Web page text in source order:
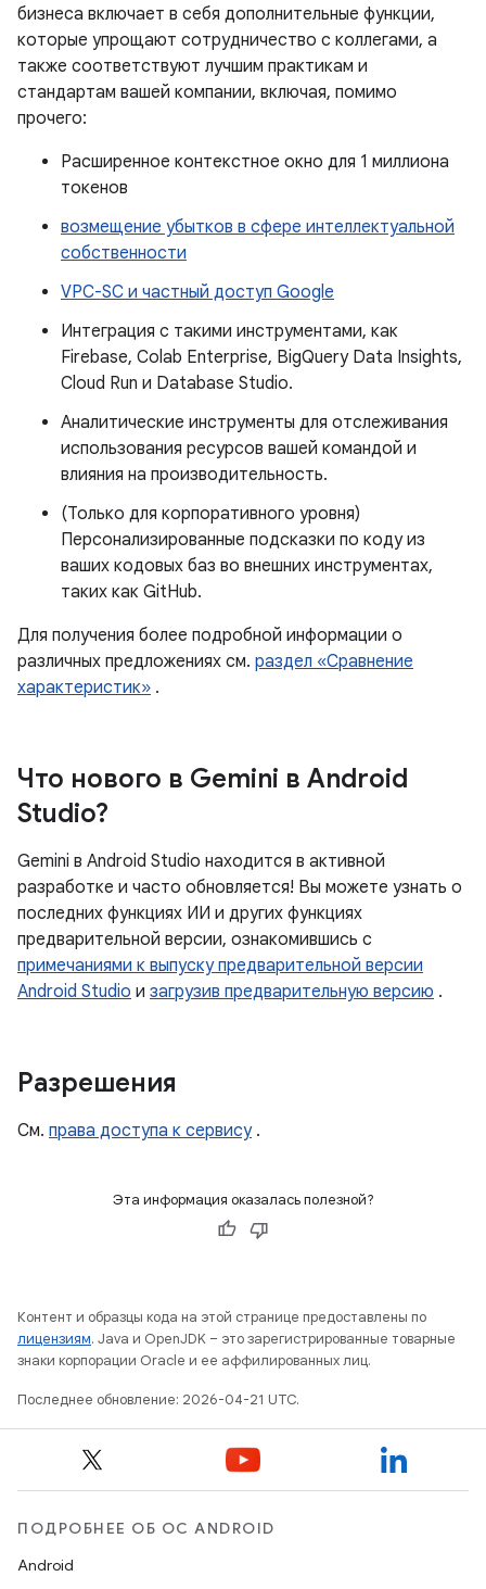
бизнеса включает в себя дополнительные функции,
которые упрощают сотрудничество с коллегами, а
также соответствуют лучшим практикам и
стандартам вашей компании, включая, помимо
прочего:
Расширенное контекстное окно для 1 миллиона
токенов
возмещение убытков в сфере интеллектуальной
собственности
VPC-SC и частный доступ Google
Интеграция с такими инструментами, как
Firebase, Colab Enterprise, BigQuery Data Insights,
Cloud Run и Database Studio.
Аналитические инструменты для отслеживания
использования ресурсов вашей командой и
влияния на производительность.
(Только для корпоративного уровня)
Персонализированные подсказки по коду из
ваших кодовых баз во внешних инструментах,
таких как GitHub.
Для получения более подробной информации о
различных предложениях см. раздел «Сравнение
характеристик» .
Что нового в Gemini в Android
Studio?
Gemini в Android Studio находится в активной
разработке и часто обновляется! Вы можете узнать о
последних функциях ИИ и других функциях
предварительной версии, ознакомившись с
примечаниями к выпуску предварительной версии
Android Studio и загрузив предварительную версию .
Разрешения
См. права доступа к сервису.
Эта информация оказалась полезной?
Контент и образцы кода на этой странице предоставлены по
лицензиям. Java и OpenJDK – это зарегистрированные товарные
знаки корпорации Oracle и ее аффилированных лиц.
Последнее обновление: 2026-04-21 UTC.
ПОДРОБНЕЕ ОБ ОС ANDROID
Android